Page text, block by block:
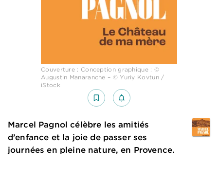
Couverture : Conception graphique : ©
Augustin Manaranche – © Yuriy Kovtun /
iStock
bookmark_border notifications_none_outlined
Marcel Pagnol célèbre les amitiés
d’enfance et la joie de passer ses
journées en pleine nature, en Provence.